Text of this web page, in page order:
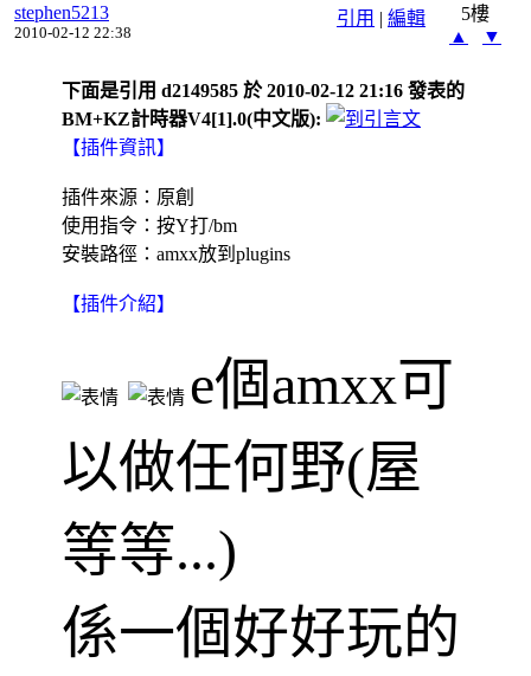
引用 | 編輯
stephen5213
2010-02-12 22:38
5樓
▲
▼
下面是引用 d2149585 於 2010-02-12 21:16 發表的
BM+KZ計時器V4[1].0(中文版):
【插件資訊】
插件來源：原創
使用指令：按Y打/bm
安裝路徑：amxx放到plugins
【插件介紹】
e個amxx可
以做任何野(屋
等等...)
係一個好好玩的